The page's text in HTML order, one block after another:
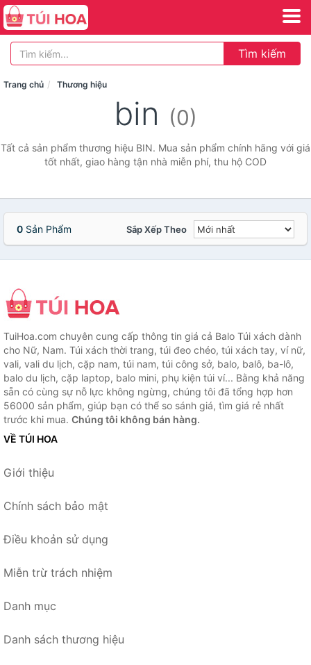
Tìm kiếm
Trang chủ Thương hiệu
bin (0)
Tất cả sản phẩm thương hiệu BIN. Mua sản phẩm chính hãng với giá
tốt nhất, giao hàng tận nhà miễn phí, thu hộ COD
0 Sản Phẩm Sắp Xếp Theo
TuiHoa.com chuyên cung cấp thông tin giá cả Balo Túi xách dành
cho Nữ, Nam. Túi xách thời trang, túi đeo chéo, túi xách tay, ví nữ,
vali, vali du lịch, cặp nam, túi nam, túi công sở, balo, balô, ba-lô,
balo du lịch, cặp laptop, balo mini, phụ kiện túi ví... Bằng khả năng
sẵn có cùng sự nỗ lực không ngừng, chúng tôi đã tổng hợp hơn
56000 sản phẩm, giúp bạn có thể so sánh giá, tìm giá rẻ nhất
trước khi mua. Chúng tôi không bán hàng.
VỀ TÚI HOA
Giới thiệu
Chính sách bảo mật
Điều khoản sử dụng
Miễn trừ trách nhiệm
Danh mục
Danh sách thương hiệu